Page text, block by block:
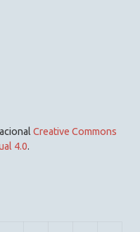
Creative Commons
4.0.